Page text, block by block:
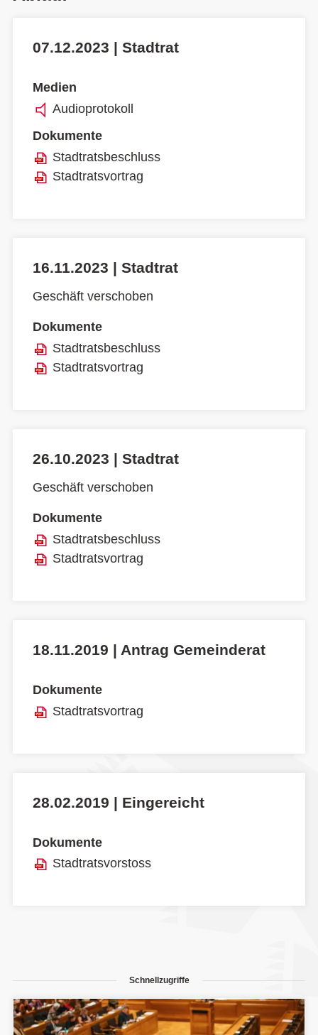
07.12.2023 | Stadtrat
Medien
Audioprotokoll
Dokumente
Stadtratsbeschluss
Stadtratsvortrag
16.11.2023 | Stadtrat
Geschäft verschoben
Dokumente
Stadtratsbeschluss
Stadtratsvortrag
26.10.2023 | Stadtrat
Geschäft verschoben
Dokumente
Stadtratsbeschluss
Stadtratsvortrag
18.11.2019 | Antrag Gemeinderat
Dokumente
Stadtratsvortrag
28.02.2019 | Eingereicht
Dokumente
Stadtratsvorstoss
Schnellzugriffe